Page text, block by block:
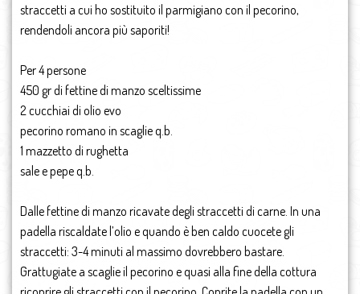
straccetti a cui ho sostituito il parmigiano con il pecorino,
rendendoli ancora più saporiti!
Per 4 persone
450 gr di fettine di manzo sceltissime
2 cucchiai di olio evo
pecorino romano in scaglie q.b.
1 mazzetto di rughetta
sale e pepe q.b.
Dalle fettine di manzo ricavate degli straccetti di carne. In una
padella riscaldate l’olio e quando è ben caldo cuocete gli
straccetti: 3-4 minuti al massimo dovrebbero bastare.
Grattugiate a scaglie il pecorino e quasi alla fine della cottura